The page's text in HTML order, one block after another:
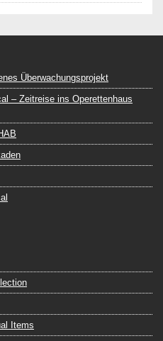
Überwachungsprojekt
– Zeitreise ins Operettenhaus
Items